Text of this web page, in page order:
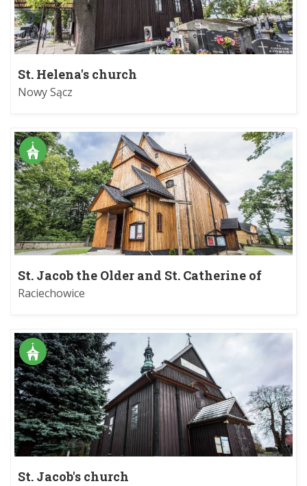
St. Helena's church
Nowy Sącz
St. Jacob the Older and St. Catherine of
Alexandria's church
Raciechowice
St. Jacob's church